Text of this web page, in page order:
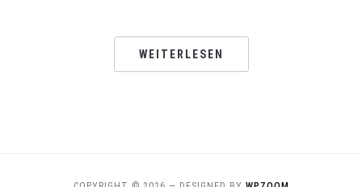
WEITERLESEN